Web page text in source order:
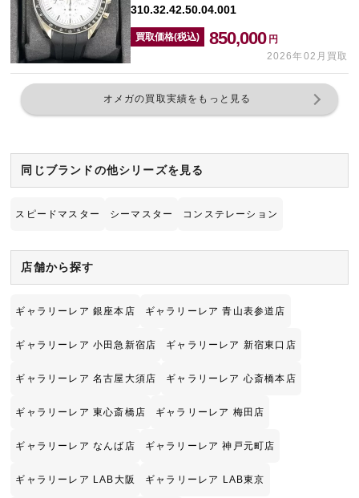
310.32.42.50.04.001
買取価格(税込) 850,000 円
2026年02月買取
オメガの買取実績をもっと見る
同じブランドの他シリーズを見る
スピードマスター シーマスター コンステレーション
店舗から探す
ギャラリーレア 銀座本店 ギャラリーレア 青山表参道店
ギャラリーレア 小田急新宿店 ギャラリーレア 新宿東口店
ギャラリーレア 名古屋大須店 ギャラリーレア 心斎橋本店
ギャラリーレア 東心斎橋店 ギャラリーレア 梅田店
ギャラリーレア なんば店 ギャラリーレア 神戸元町店
ギャラリーレア LAB大阪 ギャラリーレア LAB東京